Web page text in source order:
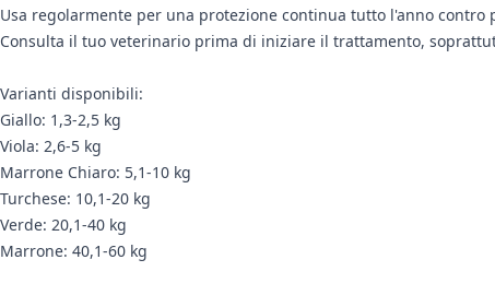
Usa regolarmente per una protezione continua tutto l'anno contro
Consulta il tuo veterinario prima di iniziare il trattamento,
Varianti disponibili:
Giallo: 1,3-2,5 kg
Viola: 2,6-5 kg
Marrone Chiaro: 5,1-10 kg
Turchese: 10,1-20 kg
Verde: 20,1-40 kg
Marrone: 40,1-60 kg